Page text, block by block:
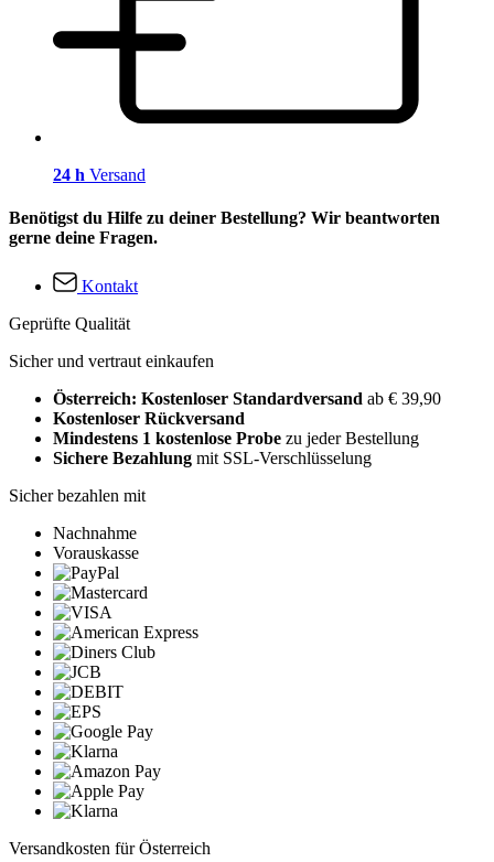
24 h Versand
Benötigst du Hilfe zu deiner Bestellung? Wir beantworten
gerne deine Fragen.
Kontakt
Geprüfte Qualität
Sicher und vertraut einkaufen
Österreich: Kostenloser Standardversand ab € 39,90
Kostenloser Rückversand
Mindestens 1 kostenlose Probe zu jeder Bestellung
Sichere Bezahlung mit SSL-Verschlüsselung
Sicher bezahlen mit
Nachnahme
Vorauskasse
Versandkosten für Österreich